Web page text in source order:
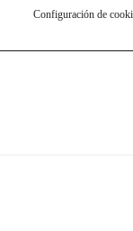
Configuración de